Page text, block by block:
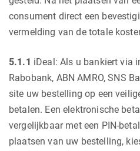
consument direct een
vermelding van de totale
5.1.1 iDeal: Als u bankiert via
Rabobank, ABN AMRO, SNS
site uw bestelling op een
betalen. Een elektronische
vergelijkbaar met een PIN-
plaatsen van uw bestelling,